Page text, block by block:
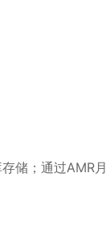
储；通过AMR